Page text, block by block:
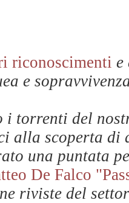
riconoscimenti e
e
torrenti del
alla scoperta di
una puntata
De Falco
riviste del